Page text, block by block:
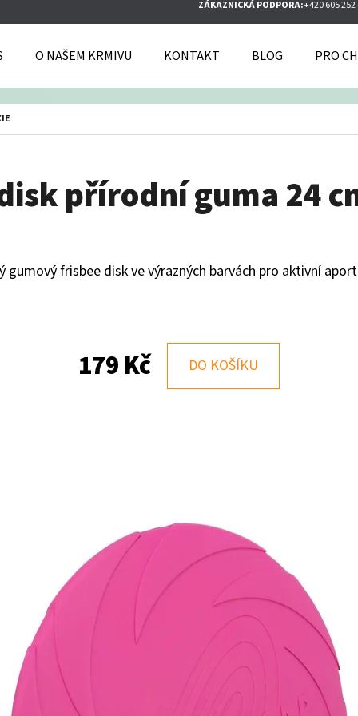
ZÁKAZNICKÁ PODPORA:+420 605 252
O NAŠEM KRMIVU KONTAKT BLOG PRO
přírodní guma 24
gumový frisbee disk ve výrazných barvách pro aktivní
179 Kč DO KOŠÍKU
POTŘEBUJETE NAJÍT?
KOMPLETNÍ KRMIVO PRO DOSPĚLÉ KOČKY KOMPLETNÍ